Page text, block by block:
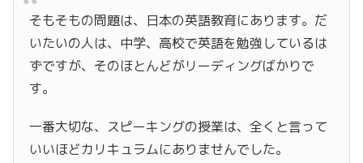
そもそもの問題は、日本の英語教育にあります。だ
いたいの人は、中学、高校で英語を勉強しているは
ずですが、そのほとんどがリーディングばかりで
す。
一番大切な、スピーキングの授業は、全くと言って
いいほどカリキュラムにありませんでした。